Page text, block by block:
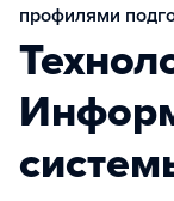
профилями